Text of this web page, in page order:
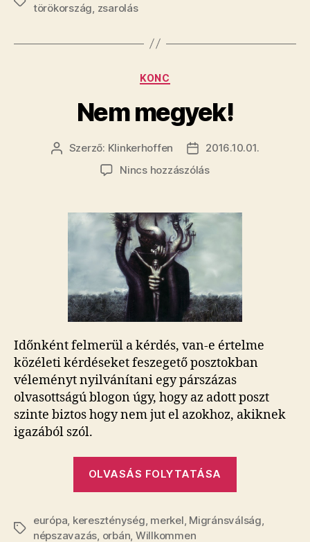
törökország zsarolás
Kategóriák
KONC
Nem megyek!
Bejegyzés
Szerző: Klinkerhoffen
Bejegyzés
dátuma
2016.10.01.
Nincs hozzászólása(z)
bejegyzéshez
Időnként felmerül a kérdés, van-e értelme
közéleti kérdéseket feszegető posztokban
véleményt nyilvánítani egy párszázas
olvasottságú blogon úgy, hogy az adott poszt
szinte biztos hogy nem jut el azokhoz, akiknek
igazából szól.
OLVASÁS FOLYTATÁSA
Címkék
európa kereszténység merkel Migránsválság
népszavazás orbán Willkommen